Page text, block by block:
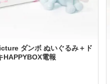
ダンボ ぬいぐるみ＋ド
HAPPYBOX電報